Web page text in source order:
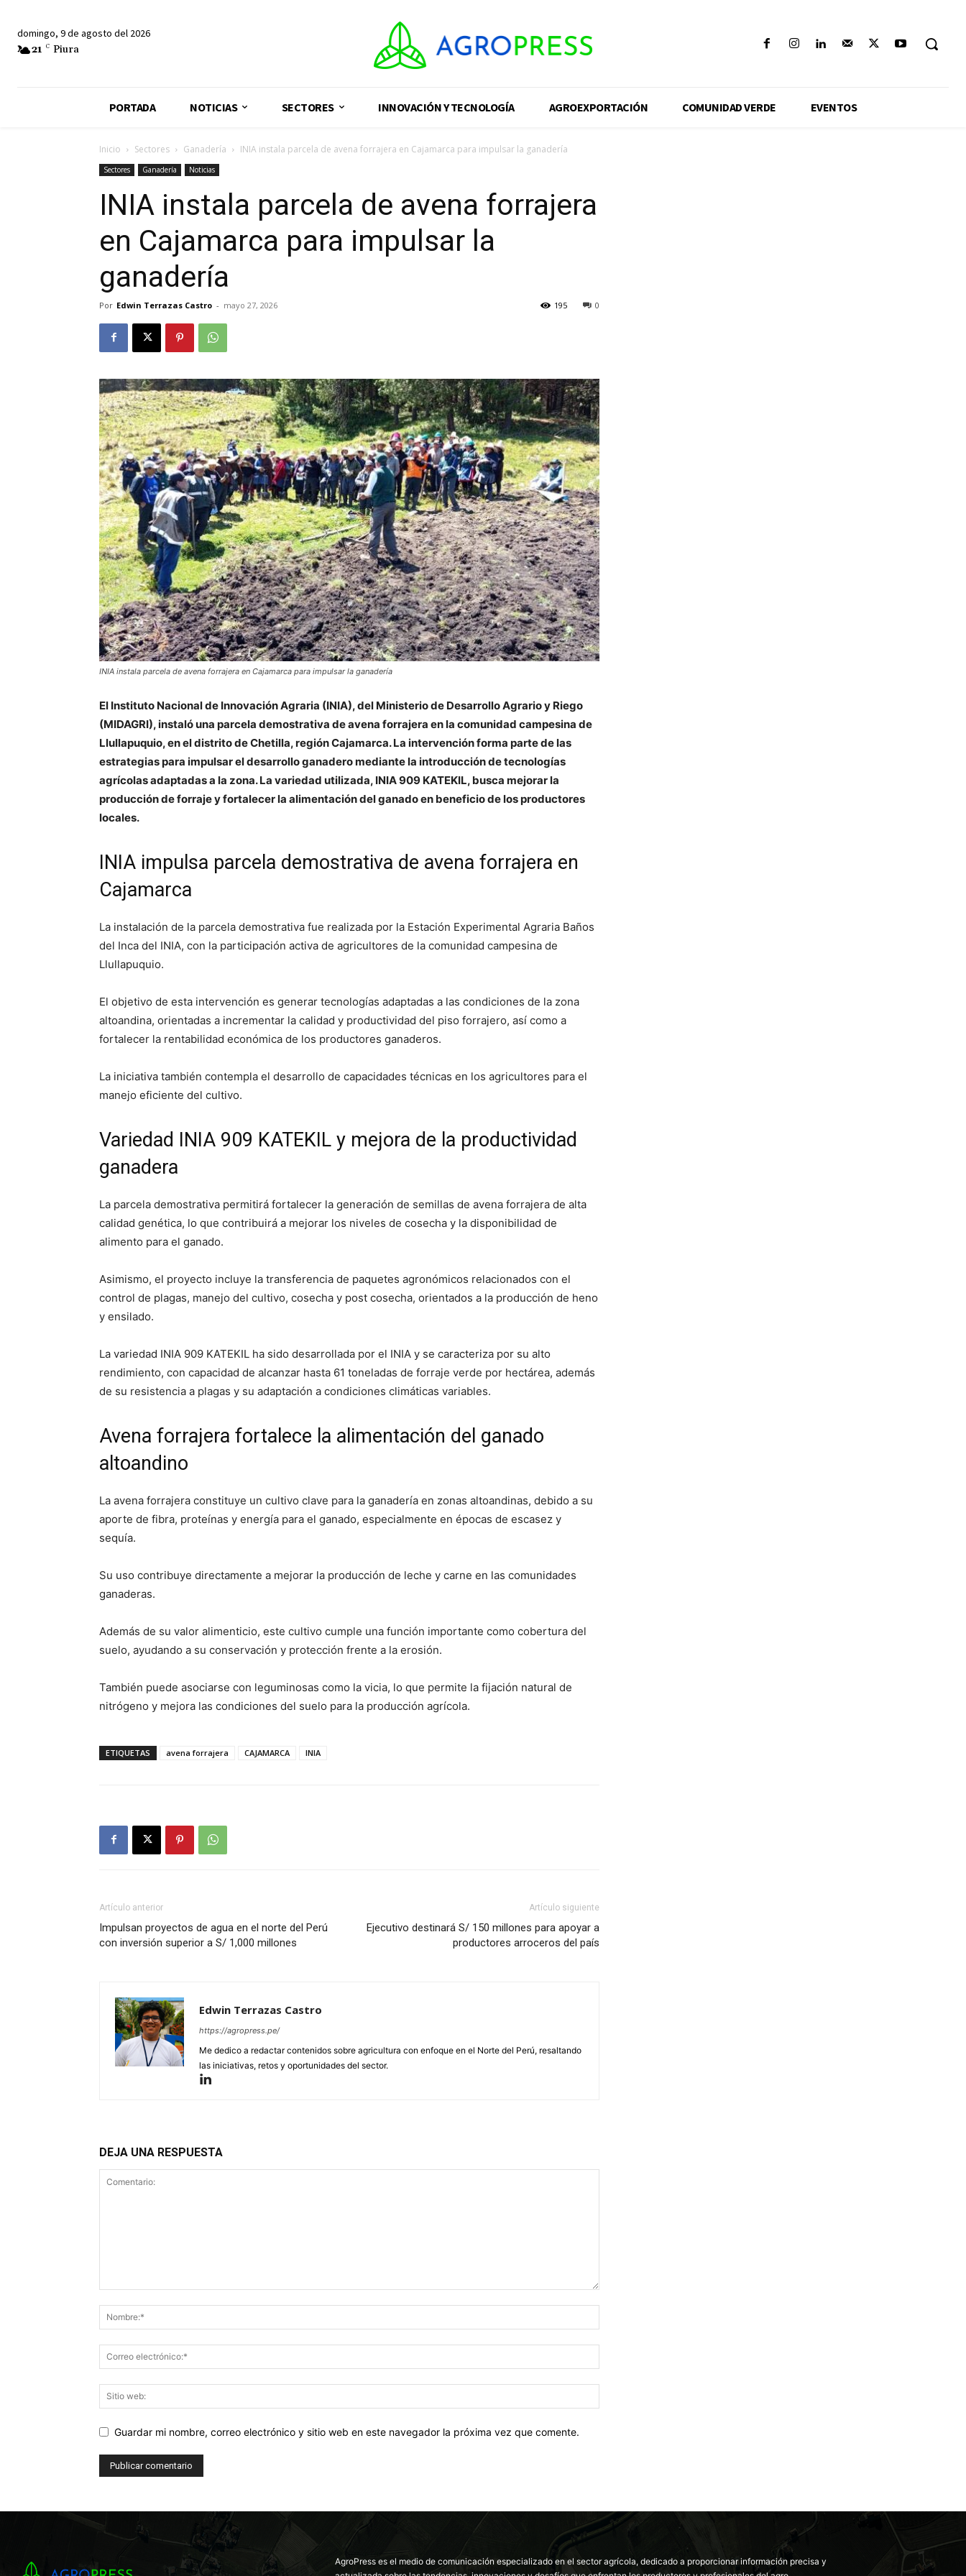
domingo, 9 de agosto del 2026
21 C Piura
PORTADA NOTICIAS SECTORES INNOVACIÓN Y TECNOLOGÍA AGROEXPORTACIÓN COMUNIDAD VERDE EVENTOS
Inicio Sectores Ganadería INIA instala parcela de avena forrajera en Cajamarca para impulsar la ganadería
Sectores Ganadería Noticias
INIA instala parcela de avena forrajera
en Cajamarca para impulsar la
ganadería
Por Edwin Terrazas Castro - mayo 27, 2026 0
195
INIA instala parcela de avena forrajera en Cajamarca para impulsar la ganadería
El Instituto Nacional de Innovación Agraria (INIA), del Ministerio de Desarrollo Agrario y Riego
(MIDAGRI), instaló una parcela demostrativa de avena forrajera en la comunidad campesina de
Llullapuquio, en el distrito de Chetilla, región Cajamarca. La intervención forma parte de las
estrategias para impulsar el desarrollo ganadero mediante la introducción de tecnologías
agrícolas adaptadas a la zona. La variedad utilizada, INIA 909 KATEKIL, busca mejorar la
producción de forraje y fortalecer la alimentación del ganado en beneficio de los productores
locales.
INIA impulsa parcela demostrativa de avena forrajera en
Cajamarca
La instalación de la parcela demostrativa fue realizada por la Estación Experimental Agraria Baños
del Inca del INIA, con la participación activa de agricultores de la comunidad campesina de
Llullapuquio.
El objetivo de esta intervención es generar tecnologías adaptadas a las condiciones de la zona
altoandina, orientadas a incrementar la calidad y productividad del piso forrajero, así como a
fortalecer la rentabilidad económica de los productores ganaderos.
La iniciativa también contempla el desarrollo de capacidades técnicas en los agricultores para el
manejo eficiente del cultivo.
Variedad INIA 909 KATEKIL y mejora de la productividad
ganadera
La parcela demostrativa permitirá fortalecer la generación de semillas de avena forrajera de alta
calidad genética, lo que contribuirá a mejorar los niveles de cosecha y la disponibilidad de
alimento para el ganado.
Asimismo, el proyecto incluye la transferencia de paquetes agronómicos relacionados con el
control de plagas, manejo del cultivo, cosecha y post cosecha, orientados a la producción de heno
y ensilado.
La variedad INIA 909 KATEKIL ha sido desarrollada por el INIA y se caracteriza por su alto
rendimiento, con capacidad de alcanzar hasta 61 toneladas de forraje verde por hectárea, además
de su resistencia a plagas y su adaptación a condiciones climáticas variables.
Avena forrajera fortalece la alimentación del ganado
altoandino
La avena forrajera constituye un cultivo clave para la ganadería en zonas altoandinas, debido a su
aporte de fibra, proteínas y energía para el ganado, especialmente en épocas de escasez y
sequía.
Su uso contribuye directamente a mejorar la producción de leche y carne en las comunidades
ganaderas.
Además de su valor alimenticio, este cultivo cumple una función importante como cobertura del
suelo, ayudando a su conservación y protección frente a la erosión.
También puede asociarse con leguminosas como la vicia, lo que permite la fijación natural de
nitrógeno y mejora las condiciones del suelo para la producción agrícola.
ETIQUETAS avena forrajera CAJAMARCA INIA
Artículo anterior
Impulsan proyectos de agua en el norte del Perú
con inversión superior a S/ 1,000 millones
Artículo siguiente
Ejecutivo destinará S/ 150 millones para apoyar a
productores arroceros del país
Edwin Terrazas Castro
https://agropress.pe/
Me dedico a redactar contenidos sobre agricultura con enfoque en el Norte del Perú, resaltando
las iniciativas, retos y oportunidades del sector.
DEJA UNA RESPUESTA
Guardar mi nombre, correo electrónico y sitio web en este navegador la próxima vez que comente.
AgroPress es el medio de comunicación especializado en el sector agrícola, dedicado a proporcionar información precisa y